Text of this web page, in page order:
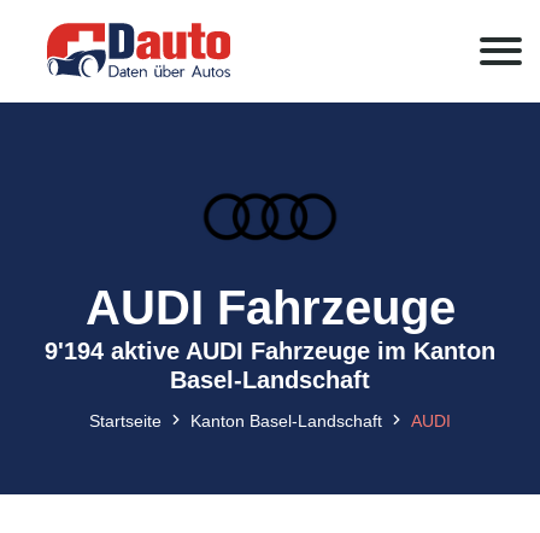
AUDI Fahrzeuge
9'194 aktive AUDI Fahrzeuge im Kanton
Basel-Landschaft
Startseite Kanton Basel-Landschaft AUDI